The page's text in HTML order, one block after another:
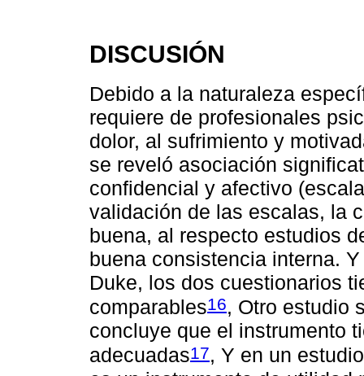
DISCUSIÓN
Debido a la naturaleza
requiere de profesionales
dolor, al sufrimiento y
se reveló asociación
confidencial y afectivo
validación de las escalas, la
buena, al respecto estudios
buena consistencia interna.
Duke, los dos cuestionarios
comparables16, Otro estudio
concluye que el instrumento
adecuadas17, Y en un